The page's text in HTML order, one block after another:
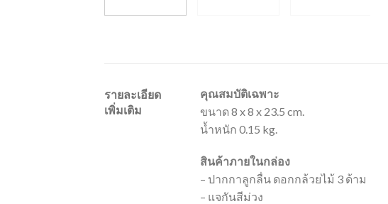
รายละเอียด
เพิ่มเติม
คุณสมบัติเฉพาะ
ขนาด 8 x 8 x 23.5 cm.
น้ำหนัก 0.15 kg.
สินค้าภายในกล่อง
– ปากกาลูกลื่น ดอกกล้วยไม้ 3 ด้าม
– แจกันสีม่วง